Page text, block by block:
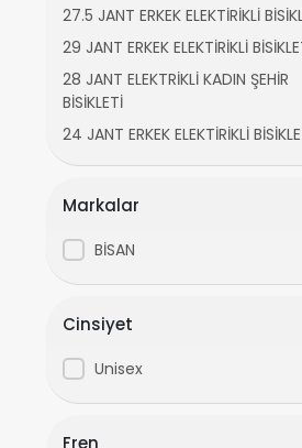
27.5 JANT ERKEK ELEKTİRİKLİ
29 JANT ERKEK ELEKTİRİKLİ
28 JANT ELEKTRİKLİ KADIN ŞEHİR
BİSİKLETİ
24 JANT ERKEK ELEKTİRİKLİ
28 JANT ERKEK ELEKTİRİKLİ
28 JANT ERKEK ELEKTRİKLİ BİSİKLET
20 JANT KADIN ELEKTİRİKLİ BİSİKLET
Markalar
BİSAN
Cinsiyet
Unisex
Fren